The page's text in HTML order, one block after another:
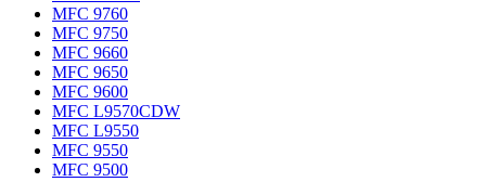
MFC 9760
MFC 9750
MFC 9660
MFC 9650
MFC 9600
MFC L9570CDW
MFC L9550
MFC 9550
MFC 9500